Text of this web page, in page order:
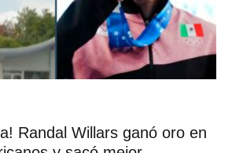
Randal Willars ganó oro en